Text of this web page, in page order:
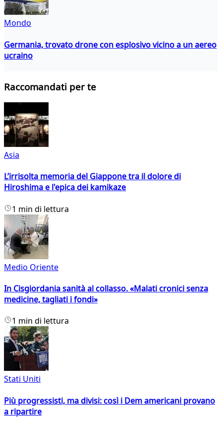
Mondo
Germania, trovato drone con esplosivo vicino a un aereo
ucraino
Raccomandati per te
Asia
L’irrisolta memoria del Giappone tra il dolore di
Hiroshima e l'epica dei kamikaze
1 min di lettura
Medio Oriente
In Cisgiordania sanità al collasso. «Malati cronici senza
medicine, tagliati i fondi»
1 min di lettura
Stati Uniti
Più progressisti, ma divisi: così i Dem americani provano
a ripartire